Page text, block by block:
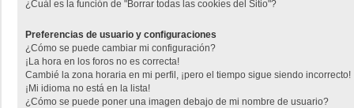
¿Cuál es la función de "Borrar todas las cookies del Sitio"?
Preferencias de usuario y configuraciones
¿Cómo se puede cambiar mi configuración?
¡La hora en los foros no es correcta!
Cambié la zona horaria en mi perfil, ¡pero el tiempo sigue siendo incorrecto!
¡Mi idioma no está en la lista!
¿Cómo se puede poner una imagen debajo de mi nombre de usuario?